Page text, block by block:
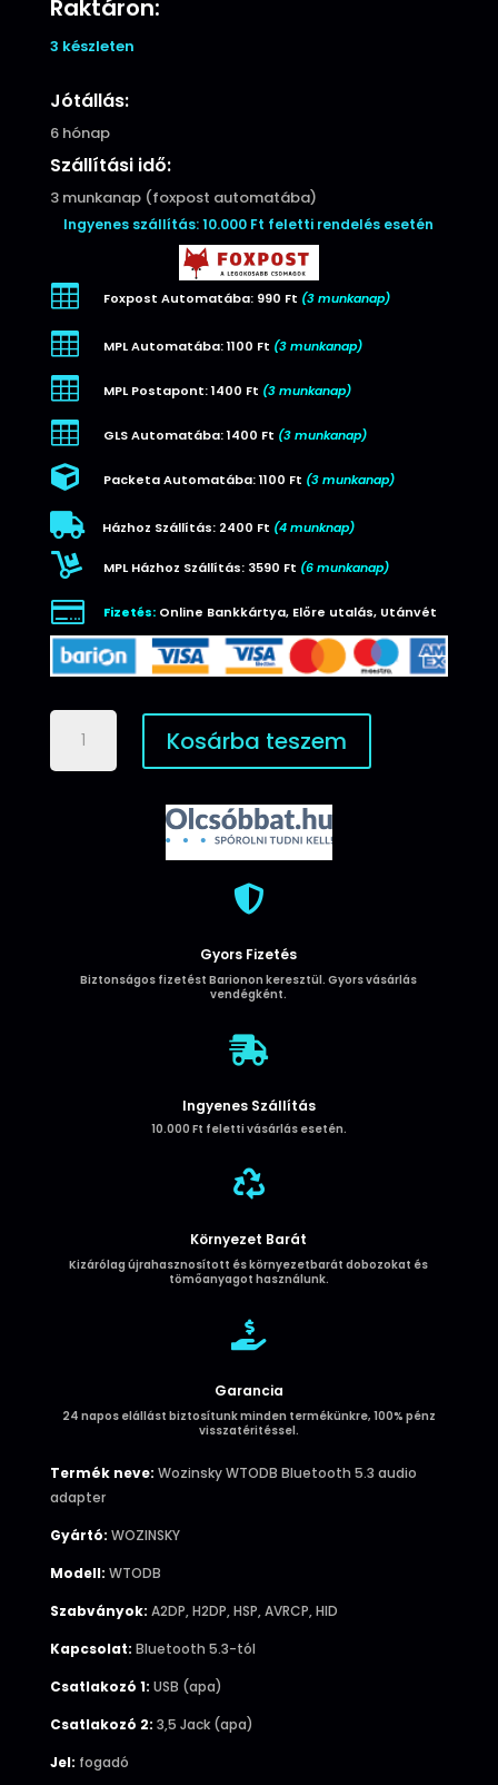
Raktáron:
3 készleten
Jótállás:
6 hónap
Szállítási idő:
3 munkanap (foxpost automatába)
Ingyenes szállítás: 10.000 Ft feletti rendelés esetén
 Foxpost Automatába: 990 Ft (3 munkanap)
 MPL Automatába: 1100 Ft (3 munkanap)
 MPL Postapont: 1400 Ft (3 munkanap)
 GLS Automatába: 1400 Ft (3 munkanap)
 Packeta Automatába: 1100 Ft (3 munkanap)
 Házhoz Szállítás: 2400 Ft (4 munknap)
 MPL Házhoz Szállítás: 3590 Ft (6 munkanap)
 Fizetés:Online Bankkártya, Előre utalás, Utánvét
Wozinsky
WTODB
Bluetooth
Kosárba teszem

Gyors Fizetés
Biztonságos fizetést Barionon keresztül. Gyors vásárlás
vendégként.

Ingyenes Szállítás
10.000 Ft feletti vásárlás esetén.

Környezet Barát
Kizárólag újrahasznosított és környezetbarát dobozokat és
tömőanyagot használunk.

Garancia
24 napos elállást biztosítunk minden termékünkre, 100% pénz
visszatéritéssel.
Termék neve: Wozinsky WTODB Bluetooth 5.3 audio
adapter
Gyártó: WOZINSKY
Modell: WTODB
Szabványok: A2DP, H2DP, HSP, AVRCP, HID
Kapcsolat: Bluetooth 5.3-tól
Csatlakozó 1: USB (apa)
Csatlakozó 2: 3,5 Jack (apa)
Jel: fogadó